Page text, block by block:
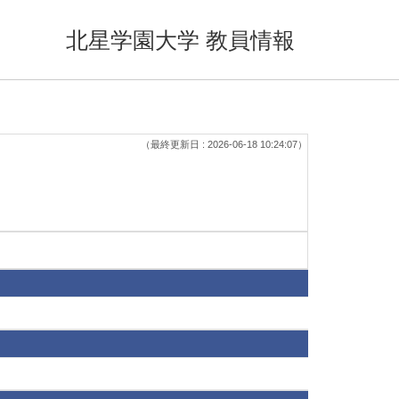
北星学園大学 教員情報
（最終更新日 : 2026-06-18 10:24:07）